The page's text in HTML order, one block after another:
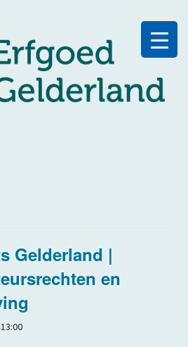
Gelderland |
en
13:00